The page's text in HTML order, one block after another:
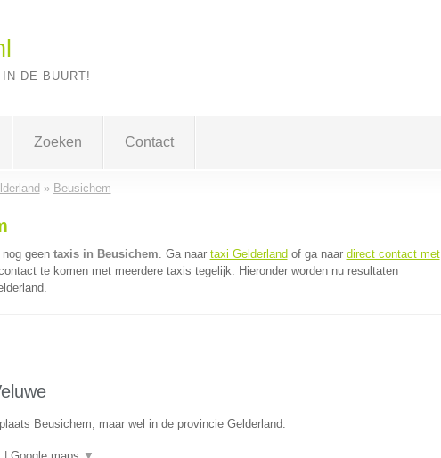
DE BUURT!
Zoeken Contact
» Beusichem
geen taxis in Beusichem. Ga naar taxi Gelderland of ga naar direct contact met
te komen met meerdere taxis tegelijk. Hieronder worden nu resultaten
Beusichem, maar wel in de provincie Gelderland.